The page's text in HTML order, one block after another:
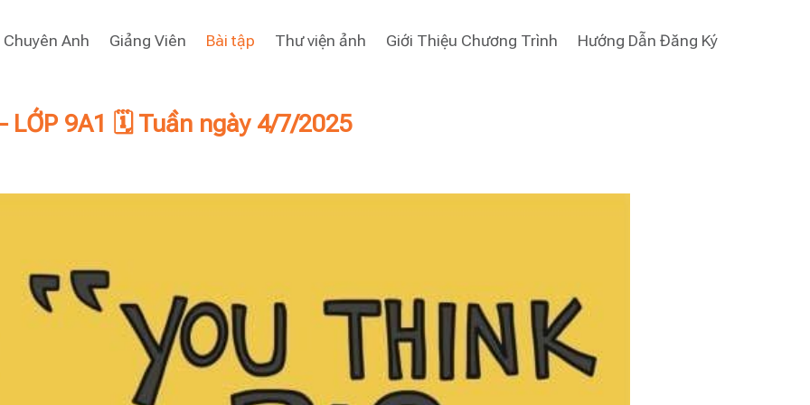
Anh Giảng Viên Bài tập Thư viện ảnh Giới Thiệu Chương Trình Hướng Dẫn Đăng Ký
LỚP 9A1 🗓 Tuần ngày 4/7/2025